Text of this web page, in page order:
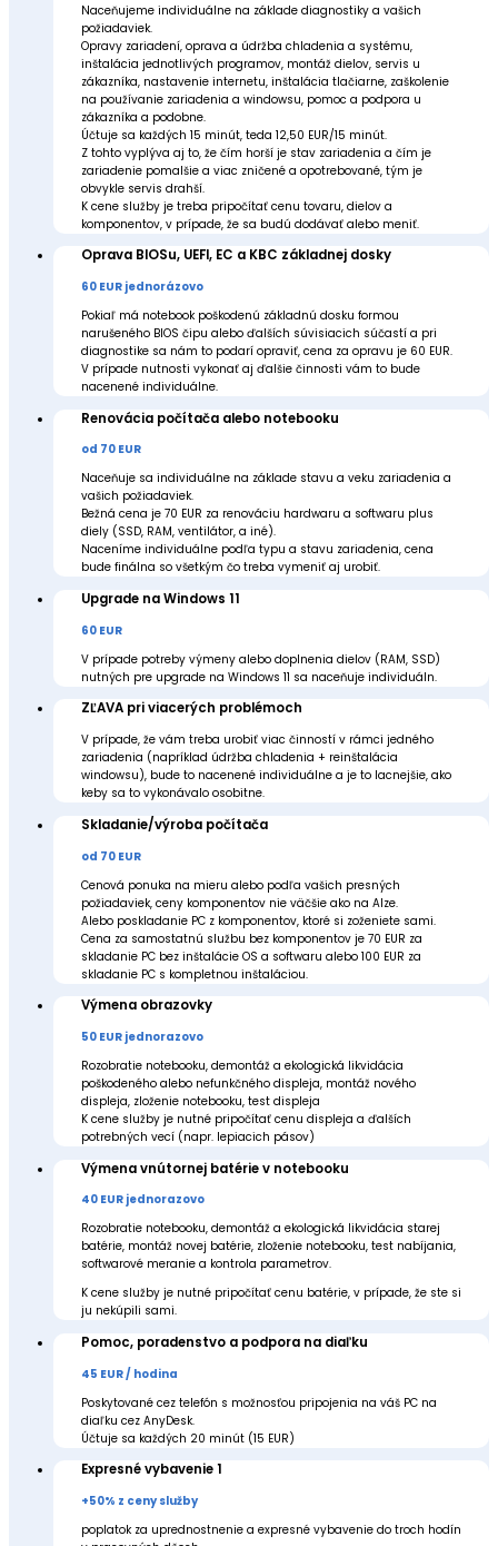
Naceňujeme individuálne na základe diagnostiky a vašich
požiadaviek.
Opravy zariadení, oprava a údržba chladenia a systému,
inštalácia jednotlivých programov, montáž dielov, servis u
zákazníka, nastavenie internetu, inštalácia tlačiarne, zaškolenie
na používanie zariadenia a windowsu, pomoc a podpora u
zákazníka a podobne.
Účtuje sa každých 15 minút, teda 12,50 EUR/15 minút.
Z tohto vyplýva aj to, že čím horší je stav zariadenia a čím je
zariadenie pomalšie a viac zničené a opotrebované, tým je
obvykle servis drahší.
K cene služby je treba pripočítať cenu tovaru, dielov a
komponentov, v prípade, že sa budú dodávať alebo meniť.
Oprava BIOSu, UEFI, EC a KBC základnej dosky
60 EUR jednorázovo
Pokiaľ má notebook poškodenú základnú dosku formou
narušeného BIOS čipu alebo ďalších súvisiacich súčastí a pri
diagnostike sa nám to podarí opraviť, cena za opravu je 60 EUR.
V prípade nutnosti vykonať aj ďalšie činnosti vám to bude
nacenené individuálne.
Renovácia počítača alebo notebooku
od 70 EUR
Naceňuje sa individuálne na základe stavu a veku zariadenia a
vašich požiadaviek.
Bežná cena je 70 EUR za renováciu hardwaru a softwaru plus
diely (SSD, RAM, ventilátor, a iné).
Naceníme individuálne podľa typu a stavu zariadenia, cena
bude finálna so všetkým čo treba vymeniť aj urobiť.
Upgrade na Windows 11
60 EUR
V prípade potreby výmeny alebo doplnenia dielov (RAM, SSD)
nutných pre upgrade na Windows 11 sa naceňuje individuáln.
ZĽAVA pri viacerých problémoch
V prípade, že vám treba urobiť viac činností v rámci jedného
zariadenia (napríklad údržba chladenia + reinštalácia
windowsu), bude to nacenené individuálne a je to lacnejšie, ako
keby sa to vykonávalo osobitne.
Skladanie/výroba počítača
od 70 EUR
Cenová ponuka na mieru alebo podľa vašich presných
požiadaviek, ceny komponentov nie väčšie ako na Alze.
Alebo poskladanie PC z komponentov, ktoré si zoženiete sami.
Cena za samostatnú službu bez komponentov je 70 EUR za
skladanie PC bez inštalácie OS a softwaru alebo 100 EUR za
skladanie PC s kompletnou inštaláciou.
Výmena obrazovky
50 EUR jednorazovo
Rozobratie notebooku, demontáž a ekologická likvidácia
poškodeného alebo nefunkčného displeja, montáž nového
displeja, zloženie notebooku, test displeja
K cene služby je nutné pripočítať cenu displeja a ďalších
potrebných vecí (napr. lepiacich pásov)
Výmena vnútornej batérie v notebooku
40 EUR jednorazovo
Rozobratie notebooku, demontáž a ekologická likvidácia starej
batérie, montáž novej batérie, zloženie notebooku, test nabíjania,
softwarové meranie a kontrola parametrov.
K cene služby je nutné pripočítať cenu batérie, v prípade, že ste si
ju nekúpili sami.
Pomoc, poradenstvo a podpora na diaľku
45 EUR / hodina
Poskytované cez telefón s možnosťou pripojenia na váš PC na
diaľku cez AnyDesk.
Účtuje sa každých 20 minút (15 EUR)
Expresné vybavenie 1
+50% z ceny služby
poplatok za uprednostnenie a expresné vybavenie do troch hodín